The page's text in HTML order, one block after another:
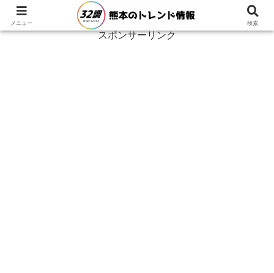
スポンサーリンク
メニュー 検索